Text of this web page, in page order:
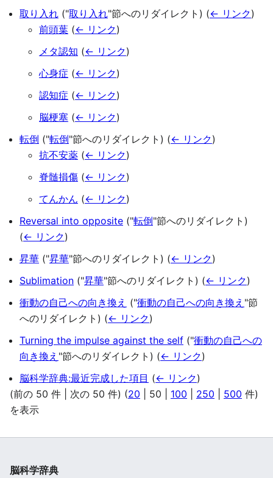
取り入れ ("取り入れ"節へのリダイレクト) (← リンク)
前頭葉 (← リンク)
メタ認知 (← リンク)
心身症 (← リンク)
認知症 (← リンク)
脳梗塞 (← リンク)
転倒 ("転倒"節へのリダイレクト) (← リンク)
抗不安薬 (← リンク)
脊髄損傷 (← リンク)
てんかん (← リンク)
Reversal into opposite ("転倒"節へのリダイレクト)
(← リンク)
昇華 ("昇華"節へのリダイレクト) (← リンク)
Sublimation ("昇華"節へのリダイレクト) (← リンク)
衝動の自己への向き換え ("衝動の自己への向き換え "節
へのリダイレクト) (← リンク)
Turning the impulse against the self ("衝動の自己への
向き換え "節へのリダイレクト) (← リンク)
脳科学辞典:最近完成した項目 (← リンク)
(前の 50 件 次の 50 件) (20 50 100 250 500 件)
を表示
脳科学辞典